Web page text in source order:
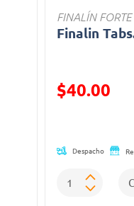
FINALÍN FORTE
Finalin
Precio
$40.00
Despacho